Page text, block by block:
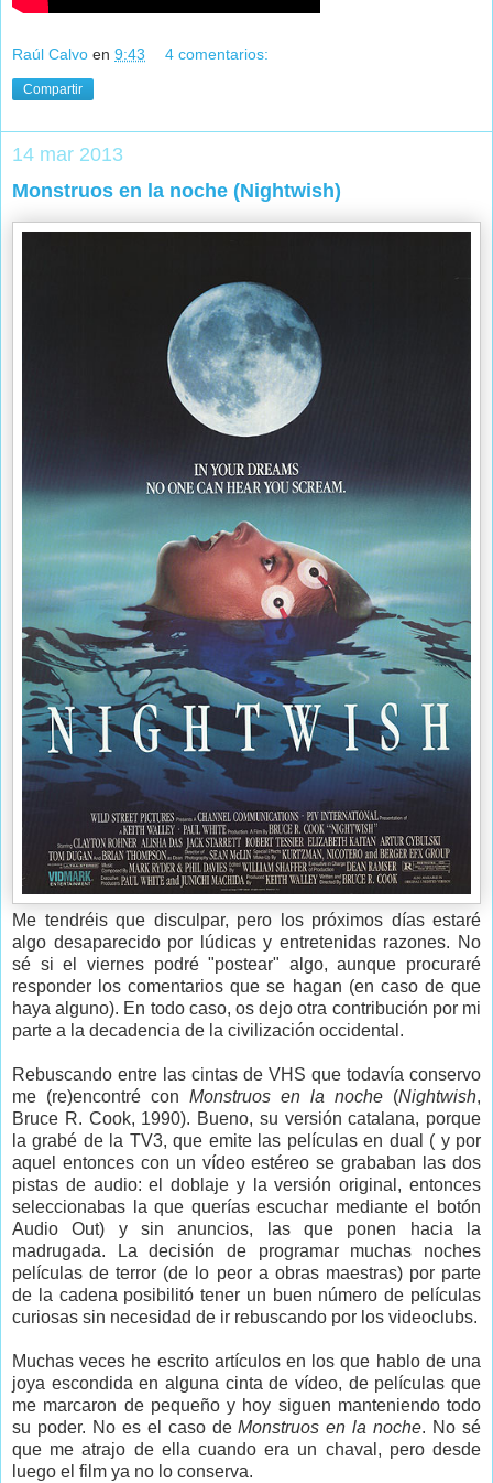
Raúl Calvo en 9:43 4 comentarios:
Compartir
14 mar 2013
Monstruos en la noche (Nightwish)
Me tendréis que disculpar, pero los próximos días estaré
algo desaparecido por lúdicas y entretenidas razones. No
sé si el viernes podré "postear" algo, aunque procuraré
responder los comentarios que se hagan (en caso de que
haya alguno). En todo caso, os dejo otra contribución por mi
parte a la decadencia de la civilización occidental.
Rebuscando entre las cintas de VHS que todavía conservo
me (re)encontré con Monstruos en la noche (Nightwish,
Bruce R. Cook, 1990). Bueno, su versión catalana, porque
la grabé de la TV3, que emite las películas en dual ( y por
aquel entonces con un vídeo estéreo se grababan las dos
pistas de audio: el doblaje y la versión original, entonces
seleccionabas la que querías escuchar mediante el botón
Audio Out) y sin anuncios, las que ponen hacia la
madrugada. La decisión de programar muchas noches
películas de terror (de lo peor a obras maestras) por parte
de la cadena posibilitó tener un buen número de películas
curiosas sin necesidad de ir rebuscando por los videoclubs.
Muchas veces he escrito artículos en los que hablo de una
joya escondida en alguna cinta de vídeo, de películas que
me marcaron de pequeño y hoy siguen manteniendo todo
su poder. No es el caso deMonstruos en la noche. No sé
que me atrajo de ella cuando era un chaval, pero desde
luego el film ya no lo conserva.